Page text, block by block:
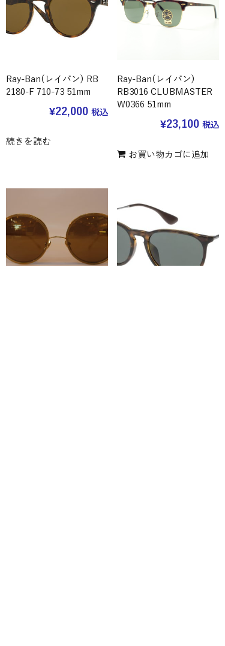
Ray-Ban(レイバン) RB
2180-F 710-73 51mm
¥22,000 税込
続きを読む
Ray-Ban(レイバン)
RB3016 CLUBMASTER
W0366 51mm
¥23,100 税込
お買い物カゴに追加